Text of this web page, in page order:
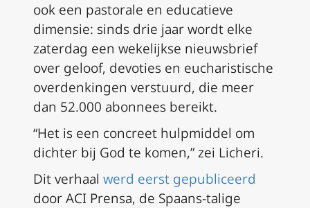
ook een pastorale en educatieve
dimensie: sinds drie jaar wordt elke
zaterdag een wekelijkse nieuwsbrief
over geloof, devoties en eucharistische
overdenkingen verstuurd, die meer
dan 52.000 abonnees bereikt.
“Het is een concreet hulpmiddel om
dichter bij God te komen,” zei Licheri.
Dit verhaal werd eerst gepubliceerd
door ACI Prensa, de Spaans-talige